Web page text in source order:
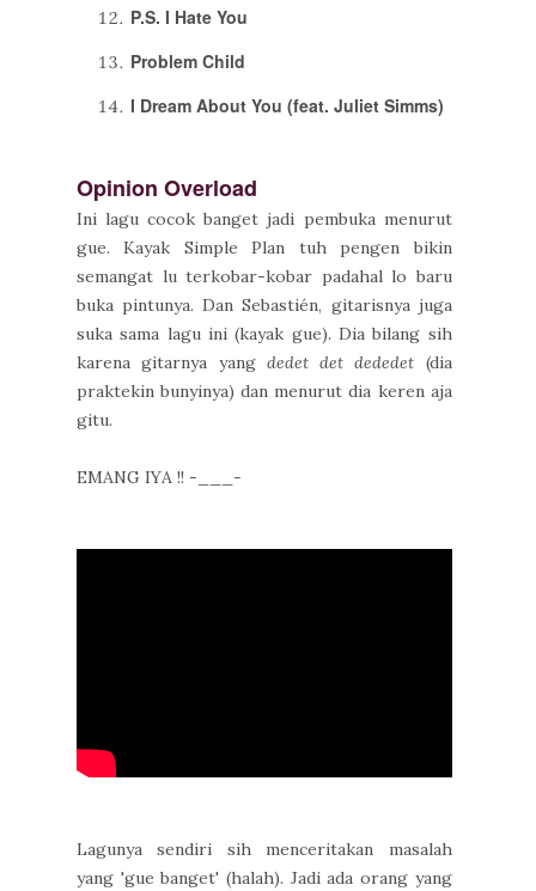
P.S. I Hate You
Problem Child
I Dream About You (feat. Juliet Simms)
Opinion Overload
Ini lagu cocok banget jadi pembuka menurut
gue. Kayak Simple Plan tuh pengen bikin
semangat lu terkobar-kobar padahal lo baru
buka pintunya. Dan Sebastién, gitarisnya juga
suka sama lagu ini (kayak gue). Dia bilang sih
karena gitarnya yang dedet det dededet (dia
praktekin bunyinya) dan menurut dia keren aja
gitu.
EMANG IYA !! -___-
Lagunya sendiri sih menceritakan masalah
yang 'gue banget' (halah). Jadi ada orang yang